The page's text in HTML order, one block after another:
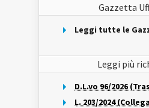
Gazzetta
Leggi tutte le
Leggi più
D.L.vo 96/2026
L. 203/2024